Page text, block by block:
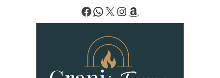
Facebook
WhatsApp
X Instagram
Amazon